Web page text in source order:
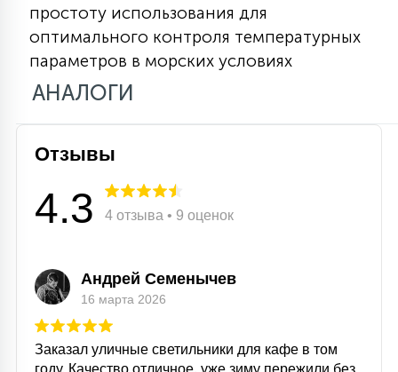
С УПРАВЛЕНИЕМ
АКСЕССУАРЫ
простоту использования для
оптимального контроля температурных
параметров в морских условиях
АНАЛОГИ
Отзывы
4.3 4 отзыва • 9 оценок
Андрей Семенычев
16 марта 2026
Заказал уличные светильники для кафе в том
году. Качество отличное, уже зиму пережили без